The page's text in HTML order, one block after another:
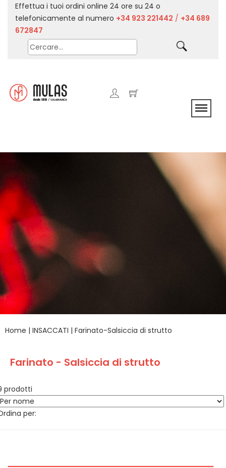
Effettua i tuoi ordini online 24 ore su 24 o
telefonicamente al numero +34 923 221442 / +34 689
672847
Home | INSACCATI | Farinato-Salsiccia di strutto
Farinato - Salsiccia di strutto
prodotti
per: